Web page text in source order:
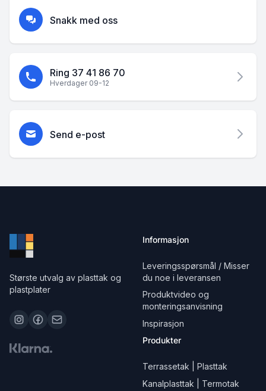
Snakk med oss
Ring 37 41 86 70
Hverdager 09-12
Send e-post
Største utvalg av plasttak og
plastplater
Informasjon
Leveringsspørsmål / Misser
du noe i leveransen
Produktvideo og
monteringsanvisning
Inspirasjon
Produkter
Terrassetak | Plasttak
Kanalplasttak | Termotak